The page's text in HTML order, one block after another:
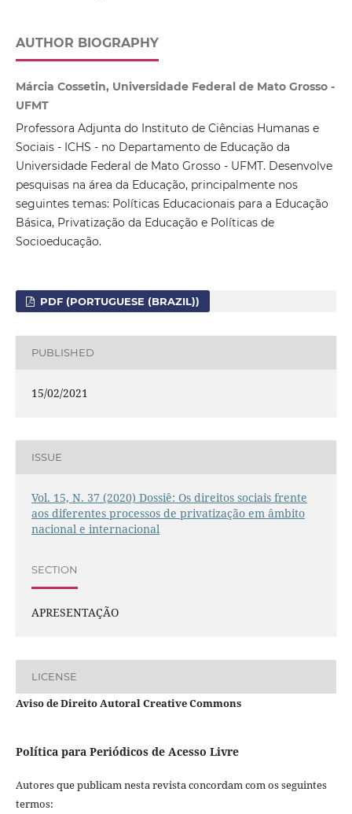
AUTHOR BIOGRAPHY
Márcia Cossetin, Universidade Federal de Mato Grosso -
UFMT
Professora Adjunta do Instituto de Ciências Humanas e
Sociais - ICHS - no Departamento de Educação da
Universidade Federal de Mato Grosso - UFMT. Desenvolve
pesquisas na área da Educação, principalmente nos
seguintes temas: Políticas Educacionais para a Educação
Básica, Privatização da Educação e Políticas de
Socioeducação.
PDF (PORTUGUESE (BRAZIL))
PUBLISHED
15/02/2021
ISSUE
Vol. 15, N. 37 (2020) Dossiê: Os direitos sociais frente
aos diferentes processos de privatização em âmbito
nacional e internacional
SECTION
APRESENTAÇÃO
LICENSE
Aviso de Direito Autoral Creative Commons
Política para Periódicos de Acesso Livre
Autores que publicam nesta revista concordam com os seguintes
termos: